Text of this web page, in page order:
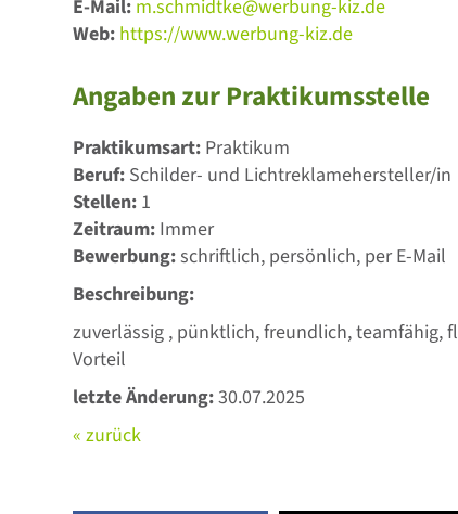
E-Mail: m.schmidtke@werbung-kiz.de
Web: https://www.werbung-kiz.de
Angaben zur Praktikumsstelle
Praktikumsart: Praktikum
Beruf: Schilder- und Lichtreklamehersteller/in
Stellen: 1
Zeitraum: Immer
Bewerbung:schriftlich, persönlich, per E-Mail
Beschreibung:
zuverlässig , pünktlich, freundlich, teamfähig,
Vorteil
letzte Änderung:30.07.2025
« zurück